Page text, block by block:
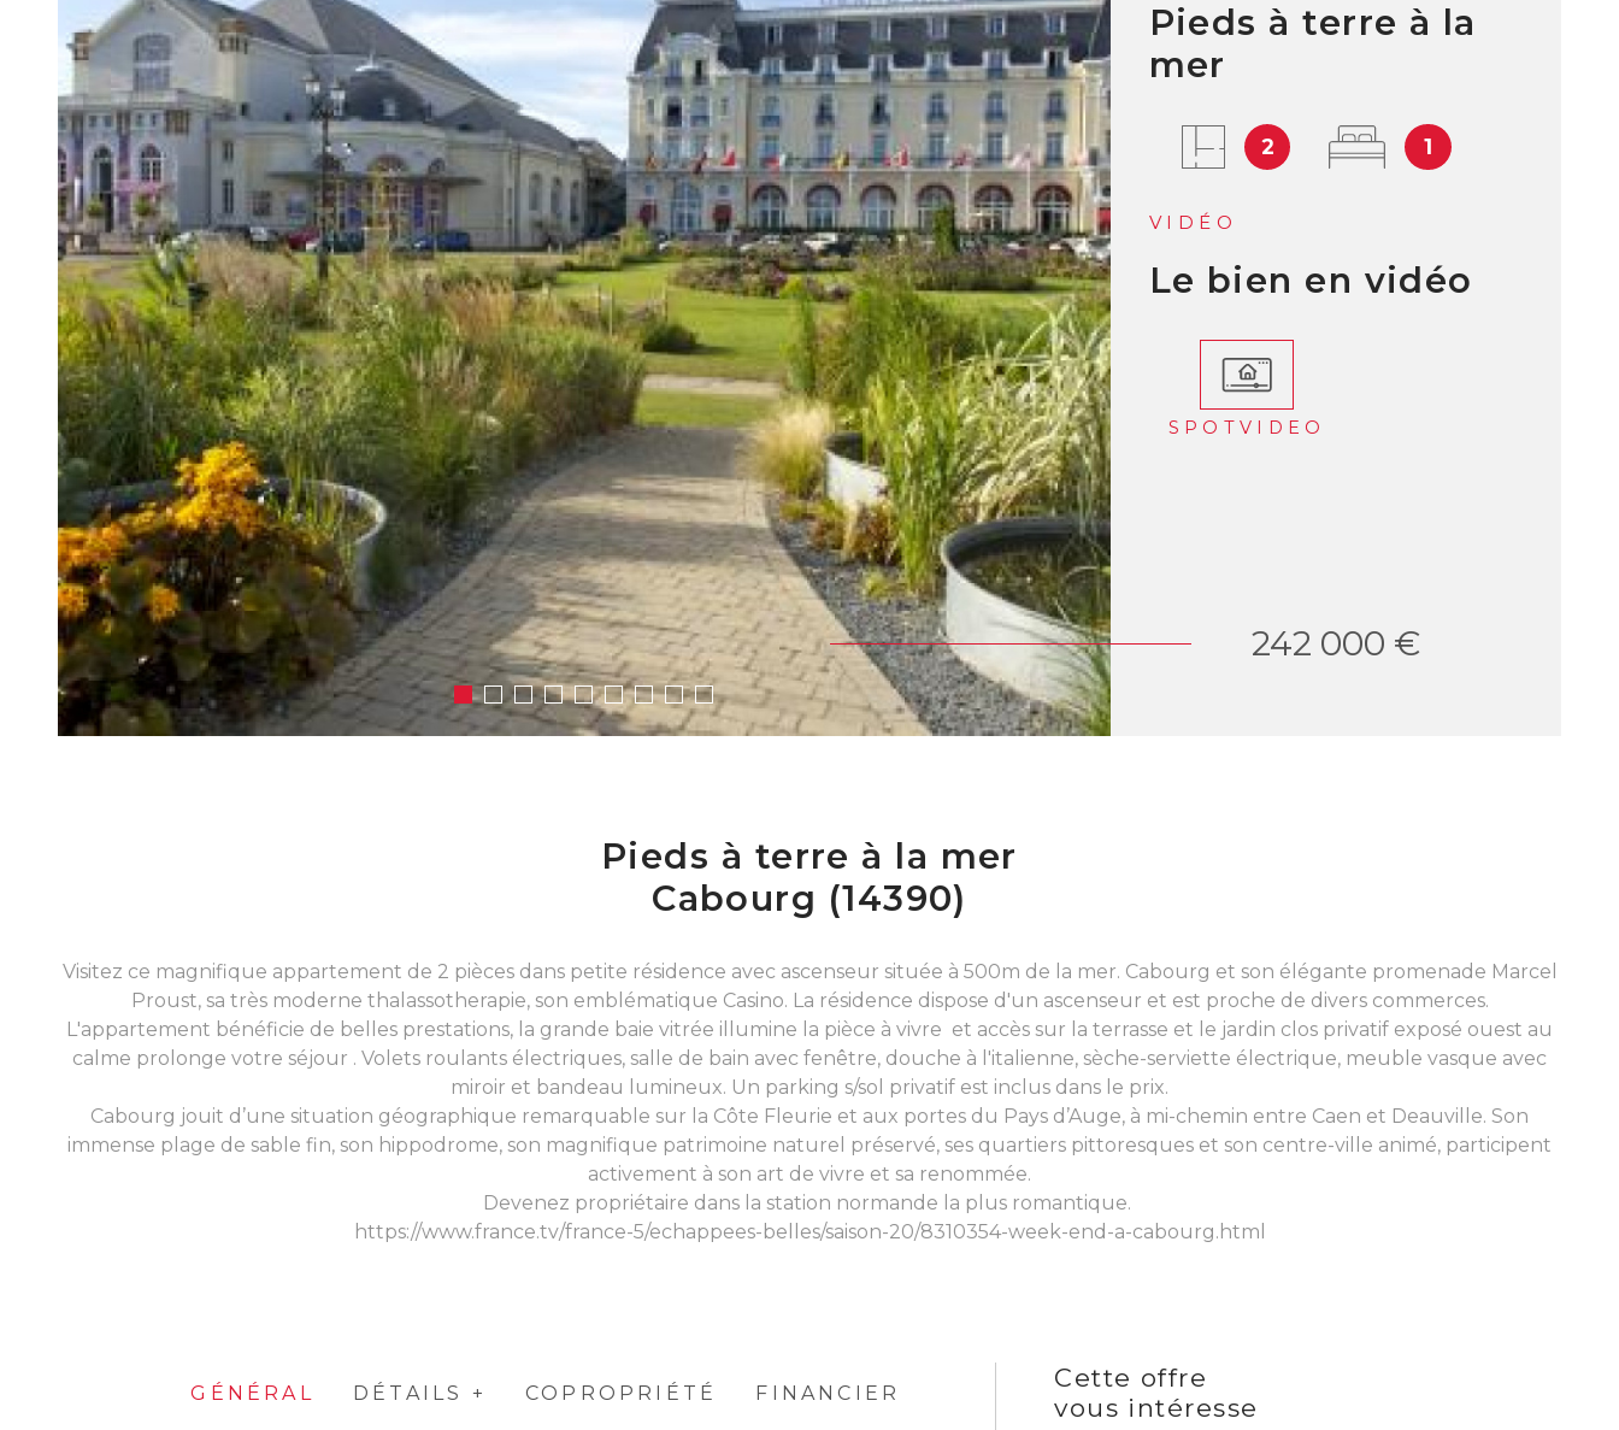
Pieds à terre à la
mer
2 1
VIDÉO
Le bien en vidéo
SPOTVIDEO
242 000 €
Pieds à terre à la mer
Cabourg (14390)
Visitez ce magnifique appartement de 2 pièces dans petite résidence avec ascenseur située à 500m de la mer. Cabourg et son élégante promenade Marcel
Proust, sa très moderne thalassotherapie, son emblématique Casino. La résidence dispose d'un ascenseur et est proche de divers commerces.
L'appartement bénéficie de belles prestations, la grande baie vitrée illumine la pièce à vivre et accès sur la terrasse et le jardin clos privatif exposé ouest au
calme prolonge votre séjour . Volets roulants électriques, salle de bain avec fenêtre, douche à l'italienne, sèche-serviette électrique, meuble vasque avec
miroir et bandeau lumineux. Un parking s/sol privatif est inclus dans le prix.
Cabourg jouit d’une situation géographique remarquable sur la Côte Fleurie et aux portes du Pays d’Auge, à mi-chemin entre Caen et Deauville. Son
immense plage de sable fin, son hippodrome, son magnifique patrimoine naturel préservé, ses quartiers pittoresques et son centre-ville animé, participent
activement à son art de vivre et sa renommée.
Devenez propriétaire dans la station normande la plus romantique.
https://www.france.tv/france-5/echappees-belles/saison-20/8310354-week-end-a-cabourg.html
GÉNÉRAL DÉTAILS + COPROPRIÉTÉ FINANCIER
Cette offre
vous intéresse